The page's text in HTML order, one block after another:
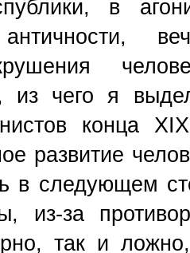
в
античности,
из чего я
конца
развитие
в следующем
из-за
так и